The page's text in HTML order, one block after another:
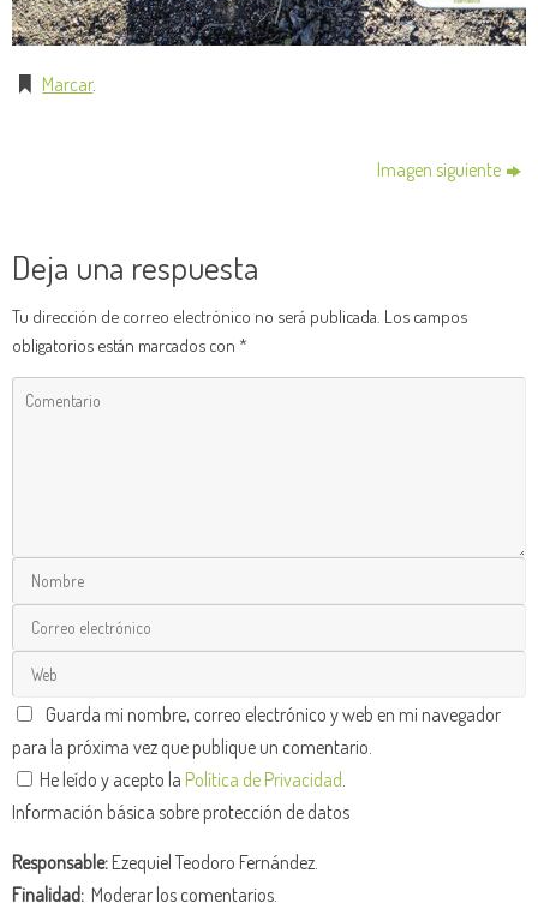
Marcar.
Imagen siguiente
Deja una respuesta
Tu dirección de correo electrónico no será publicada. Los campos
obligatorios están marcados con *
Guarda mi nombre, correo electrónico y web en mi navegador
para la próxima vez que publique un comentario.
He leído y acepto la Política de Privacidad
Información básica sobre protección de datos
Responsable:Ezequiel Teodoro Fernández.
Finalidad: Moderar los comentarios.